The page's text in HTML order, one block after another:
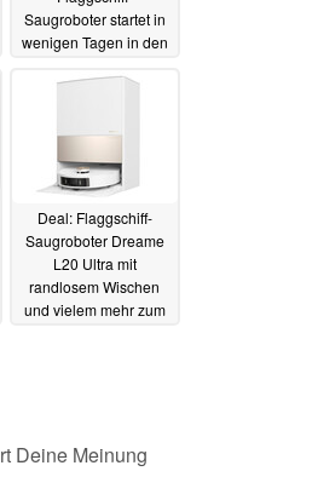
Saugroboter startet in
wenigen Tagen in den
Deal: Flaggschiff-
Saugroboter Dreame
L20 Ultra mit
randlosem Wischen
und vielem mehr zum
Deine Meinung